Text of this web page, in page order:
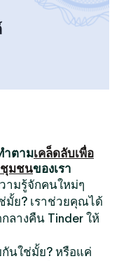
ำตามเคล็ดลับเพื่อ
มชนของเรา
ามรู้จักคนใหม่ๆ
มั้ย? เราช่วยคุณได้
ลางคืน Tinder ให้
นใช่มั้ย? หรือแค่